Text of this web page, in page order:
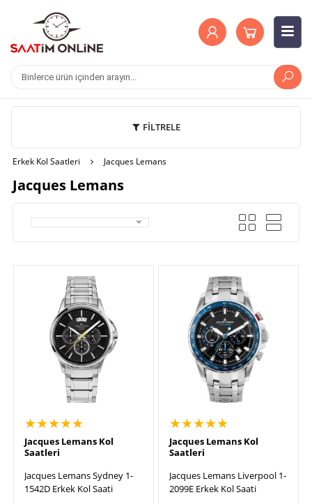
FİLTRELE
Erkek Kol Saatleri Jacques Lemans
Jacques Lemans
★★★★★
Jacques Lemans Kol
Saatleri
Jacques Lemans Sydney 1-
1542D Erkek Kol Saati
★★★★★
Jacques Lemans Kol
Saatleri
Jacques Lemans Liverpool 1-
2099E Erkek Kol Saati